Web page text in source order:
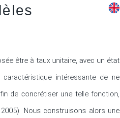
être à taux unitaire, avec un état
intéressante de ne
de concrétiser une telle fonction,
Nous construisons alors une